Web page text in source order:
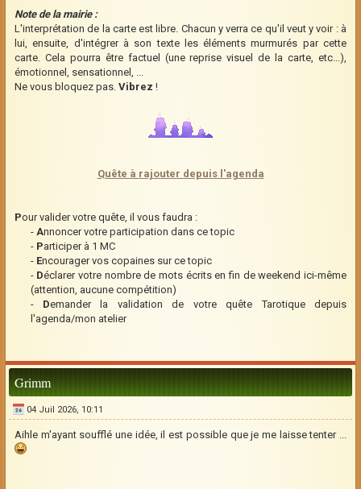
Note de la mairie :
L'interprétation de la carte est libre. Chacun y verra ce qu'il veut y voir : à
lui, ensuite, d'intégrer à son texte les éléments murmurés par cette
carte. Cela pourra être factuel (une reprise visuel de la carte, etc...),
émotionnel, sensationnel, ...
Ne vous bloquez pas. Vibrez !
Quête à rajouter depuis l'agenda
Pour valider votre quête, il vous faudra :
- Annoncer votre participation dans ce topic
- Participer à 1 MC
- Encourager vos copaines sur ce topic
- Déclarer votre nombre de mots écrits en fin de weekend ici-même
(attention, aucune compétition)
- Demander la validation de votre quête Tarotique depuis
l'agenda/mon atelier
Grimm
04 Juil 2026, 10:11
Aihle m'ayant soufflé une idée, il est possible que je me laisse tenter ...